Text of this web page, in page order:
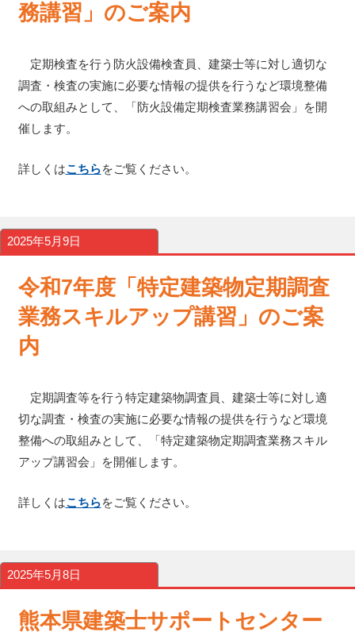
務講習」のご案内
定期検査を行う防火設備検査員、建築士等に対し適切な
調査・検査の実施に必要な情報の提供を行うなど環境整備
への取組みとして、「防火設備定期検査業務講習会」を開
催します。
詳しくはこちらをご覧ください。
2025年5月9日
令和7年度「特定建築物定期調査
業務スキルアップ講習」のご案
内
定期調査等を行う特定建築物調査員、建築士等に対し適
切な調査・検査の実施に必要な情報の提供を行うなど環境
整備への取組みとして、「特定建築物定期調査業務スキル
アップ講習会」を開催します。
詳しくはこちらをご覧ください。
2025年5月8日
熊本県建築士サポートセンター